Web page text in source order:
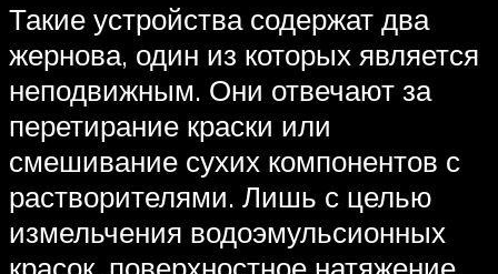
Такие устройства содержат два
жернова, один из которых является
неподвижным. Они отвечают за
перетирание краски или
смешивание сухих компонентов с
растворителями. Лишь с целью
измельчения водоэмульсионных